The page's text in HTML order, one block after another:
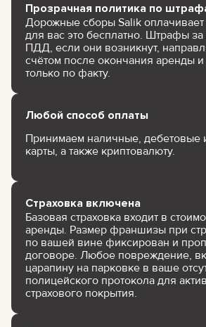
Прозрачная политика по
Дорожные сборы Salik
для вас это бесплатно. Штрафы
ПДД, если они возникнут,
счётом после окончания аренды
только по факту.
Любой способ оплаты
Принимаем наличные, дебетовые
карты, а также криптовалюту.
Страховка включена
Базовая страховка входит в
аренды. Размер франшизы при
по вашей вине фиксирован и
договоре. Любое повреждение,
царапину на парковке в ваше
полицейского протокола для
страхового покрытия.